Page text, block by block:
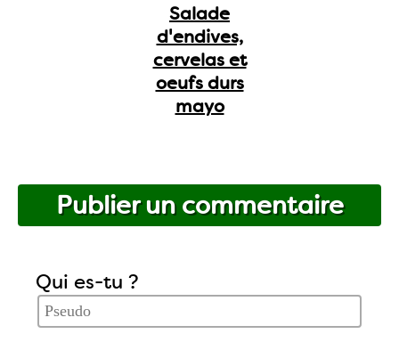
Salade
d'endives,
cervelas et
oeufs durs
mayo
Publier un commentaire
Qui es-tu ?